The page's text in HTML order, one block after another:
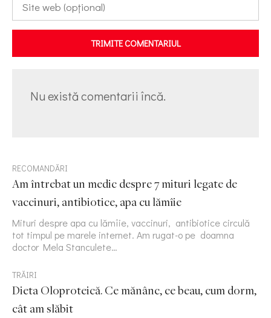
TRIMITE COMENTARIUL
Nu există comentarii încă.
RECOMANDĂRI
Am întrebat un medic despre 7 mituri legate de
vaccinuri, antibiotice, apa cu lămîie
Mituri despre apa cu lămîie, vaccinuri, antibiotice circulă
tot timpul pe marele internet. Am rugat-o pe doamna
doctor Mela Stanculete…
TRĂIRI
Dieta Oloproteică. Ce mănânc, ce beau, cum dorm,
cât am slăbit